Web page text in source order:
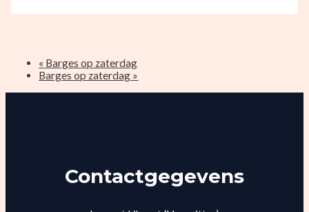
« Barges op zaterdag
Barges op zaterdag »
Contactgegevens